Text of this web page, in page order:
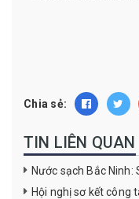
Chia sẻ:
TIN LIÊN QUAN
Nước sạch Bắc Ninh:
Hội nghị sơ kết công